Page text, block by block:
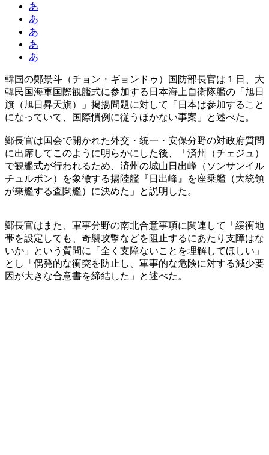
あ
あ
あ
あ
あ
韓国の鄭景斗（チョン・ギョンドゥ）国防部長官は１日、大
韓民国海軍国際観艦式に参加する日本海上自衛隊艦の「旭日
旗（旭日昇天旗）」掲揚問題に対して「日本は参加すること
になっていて、国際慣例に従うほかない事案」と述べた。
鄭長官は国会で開かれた外交・統一・安保分野の対政府質問
に出席してこのように明らかにした後、「済州（チェジュ）
で観艦式が行われるため、済州の城山日出峰（ソンサンイル
チュルボン）を象徴する揚陸艦『日出峰』を座乗艦（大統領
が乗艦する査閲艦）に決めた」と説明した。
鄭長官はまた、軍事分野の南北合意事項に関連して「緩衝地
帯を設定しても、奇襲攻撃などを阻止するにあたり支障はな
いか」という質問に「全く支障ないことを理解してほしい」
とし「偶発的な衝突を防止し、軍事的な危険に対する減少要
因が大きな合意書を締結した」と述べた。